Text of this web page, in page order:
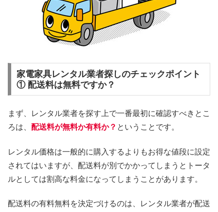
家電家具レンタル業者探しのチェックポイント
① 配送料は無料ですか？
まず、レンタル業者を探す上で一番最初に確認すべきとこ
ろは、 配送料が無料か有料か？ ということです。
レンタル価格は一般的に購入するよりもお得な値段に設定
されてはいますが、配送料が別でかかってしまうとトータ
ルとしては割高な料金になってしまうことがあります。
配送料の有料無料を決定づけるのは、レンタル業者が配送